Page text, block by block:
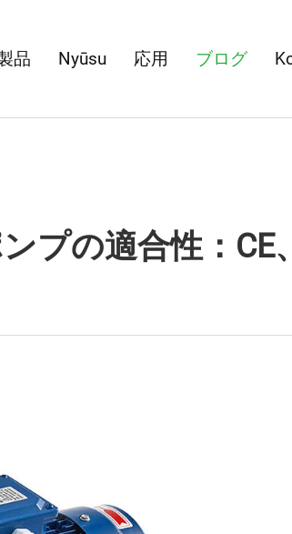
品 Nyūsu 応用 ブログ
プの適合性：CE